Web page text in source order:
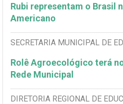
Rubi representam o Brasil
Americano
SECRETARIA MUNICIPAL DE
Rolê Agroecológico terá
Rede Municipal
DIRETORIA REGIONAL DE